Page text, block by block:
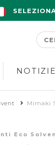
Mimaki
Eco